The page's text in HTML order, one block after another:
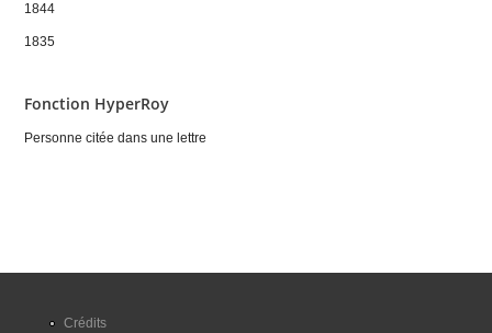
1844
1835
Fonction HyperRoy
Personne citée dans une lettre
Crédits